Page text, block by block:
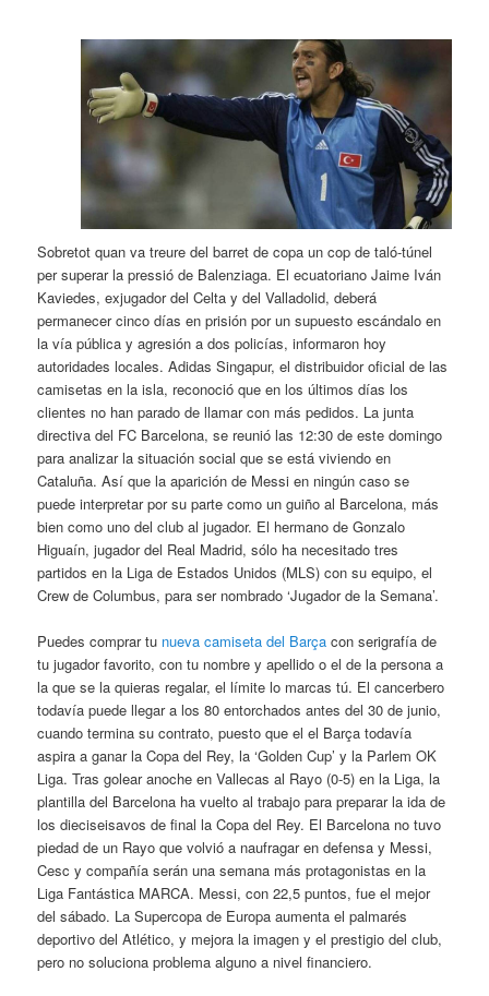
Sobretot quan va treure del barret de copa un cop de taló-túnel
per superar la pressió de Balenziaga. El ecuatoriano Jaime Iván
Kaviedes, exjugador del Celta y del Valladolid, deberá
permanecer cinco días en prisión por un supuesto escándalo en
la vía pública y agresión a dos policías, informaron hoy
autoridades locales. Adidas Singapur, el distribuidor oficial de las
camisetas en la isla, reconoció que en los últimos días los
clientes no han parado de llamar con más pedidos. La junta
directiva del FC Barcelona, se reunió las 12:30 de este domingo
para analizar la situación social que se está viviendo en
Cataluña. Así que la aparición de Messi en ningún caso se
puede interpretar por su parte como un guiño al Barcelona, más
bien como uno del club al jugador. El hermano de Gonzalo
Higuaín, jugador del Real Madrid, sólo ha necesitado tres
partidos en la Liga de Estados Unidos (MLS) con su equipo, el
Crew de Columbus, para ser nombrado ‘Jugador de la Semana’.
Puedes comprar tu nueva camiseta del Barça con serigrafía de
tu jugador favorito, con tu nombre y apellido o el de la persona a
la que se la quieras regalar, el límite lo marcas tú. El cancerbero
todavía puede llegar a los 80 entorchados antes del 30 de junio,
cuando termina su contrato, puesto que el el Barça todavía
aspira a ganar la Copa del Rey, la ‘Golden Cup’ y la Parlem OK
Liga. Tras golear anoche en Vallecas al Rayo (0-5) en la Liga, la
plantilla del Barcelona ha vuelto al trabajo para preparar la ida de
los dieciseisavos de final la Copa del Rey. El Barcelona no tuvo
piedad de un Rayo que volvió a naufragar en defensa y Messi,
Cesc y compañía serán una semana más protagonistas en la
Liga Fantástica MARCA. Messi, con 22,5 puntos, fue el mejor
del sábado. La Supercopa de Europa aumenta el palmarés
deportivo del Atlético, y mejora la imagen y el prestigio del club,
pero no soluciona problema alguno a nivel financiero.